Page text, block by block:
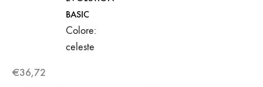
BASIC
Colore:
celeste
€36,72